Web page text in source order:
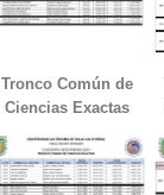
Tronco Común de
Ciencias Exactas